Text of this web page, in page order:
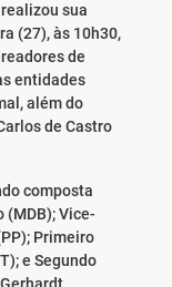
sua
(27), às 10h30,
de
entidades
além do
de Castro
composta
(MDB); Vice-
Primeiro
e Segundo